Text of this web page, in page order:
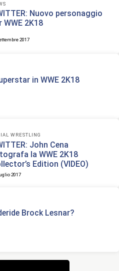
Nuovo personaggio
WWE 2K18
2017
in WWE 2K18
WRESTLING
John Cena
la WWE 2K18
Edition (VIDEO)
2017
Brock Lesnar?